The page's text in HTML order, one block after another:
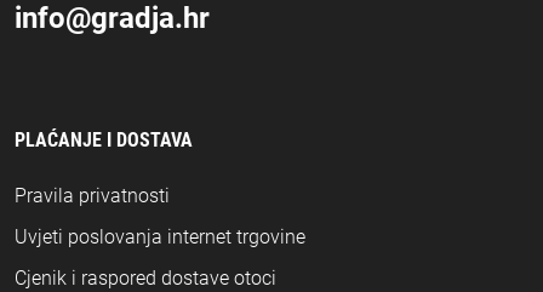
info@gradja.hr
PLAĆANJE I DOSTAVA
Pravila privatnosti
Uvjeti poslovanja internet trgovine
Cjenik i raspored dostave otoci